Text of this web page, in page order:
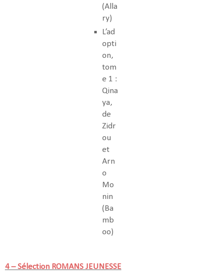
(Alla
ry)
L’ad
opti
on,
tom
e 1 :
Qina
ya,
de
Zidr
ou
et
Arn
o
Mo
nin
(Ba
mb
oo)
4 – Sélection ROMANS JEUNESSE